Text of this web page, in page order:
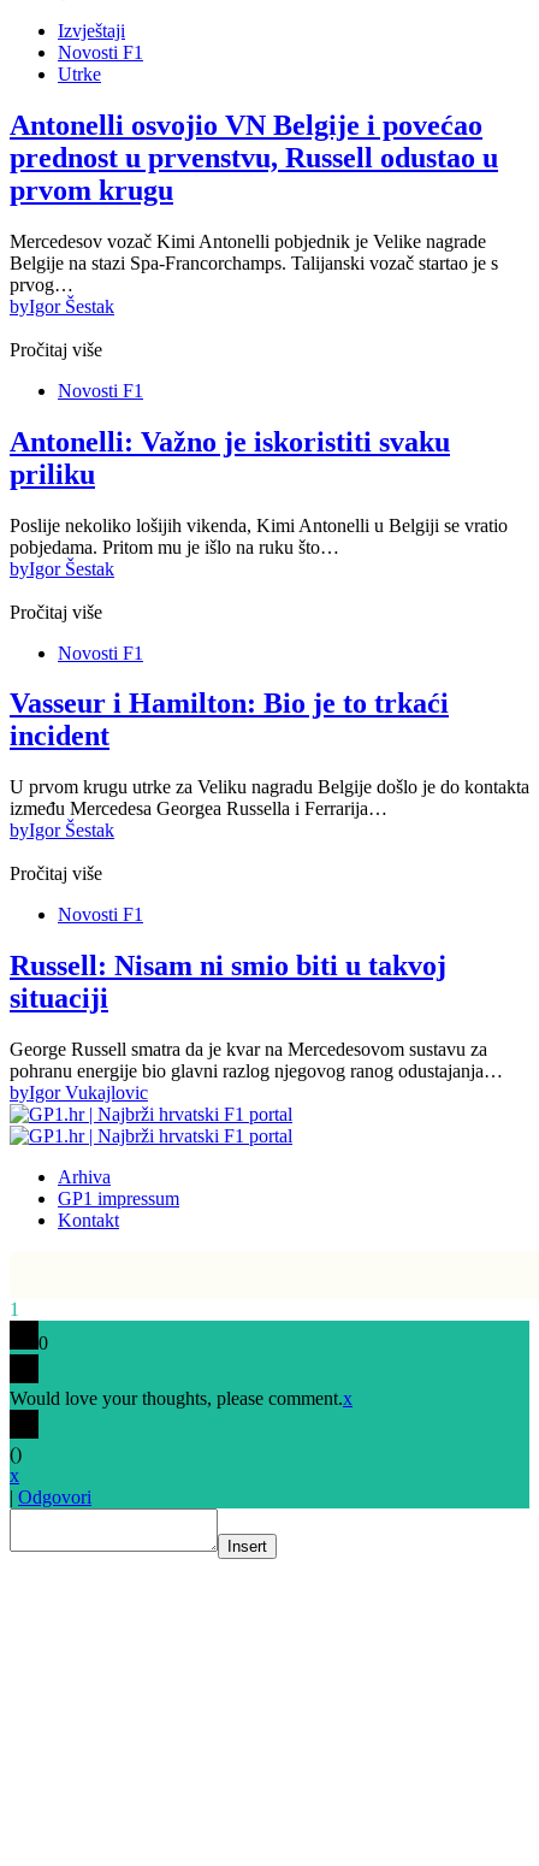
Izvještaji
Novosti F1
Utrke
Antonelli osvojio VN Belgije i povećao
prednost u prvenstvu, Russell odustao u
prvom krugu
Mercedesov vozač Kimi Antonelli pobjednik je Velike nagrade
Belgije na stazi Spa-Francorchamps. Talijanski vozač startao je s
prvog…
byIgor Šestak
Pročitaj više
Novosti F1
Antonelli: Važno je iskoristiti svaku
priliku
Poslije nekoliko lošijih vikenda, Kimi Antonelli u Belgiji se vratio
pobjedama. Pritom mu je išlo na ruku što…
byIgor Šestak
Pročitaj više
Novosti F1
Vasseur i Hamilton: Bio je to trkaći
incident
U prvom krugu utrke za Veliku nagradu Belgije došlo je do kontakta
između Mercedesa Georgea Russella i Ferrarija…
byIgor Šestak
Pročitaj više
Novosti F1
Russell: Nisam ni smio biti u takvoj
situaciji
George Russell smatra da je kvar na Mercedesovom sustavu za
pohranu energije bio glavni razlog njegovog ranog odustajanja…
byIgor Vukajlovic
Arhiva
GP1 impressum
Kontakt
1
0
Would love your thoughts, please comment.x
()
x
| Odgovori
Insert